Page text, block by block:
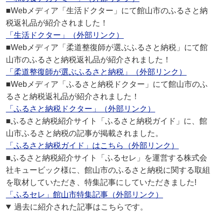
■Webメディア「生活ドクター」にて館山市のふるさと納
税返礼品が紹介されました！
「生活ドクター」（外部リンク）
■Webメディア「柔道整復師が選ぶふるさと納税」にて館
山市のふるさと納税返礼品が紹介されました！
「柔道整復師が選ぶふるさと納税」（外部リンク）
■Webメディア「ふるさと納税ドクター」にて館山市のふ
るさと納税返礼品が紹介されました！
「ふるさと納税ドクター」（外部リンク）
■ふるさと納税紹介サイト「ふるさと納税ガイド」に、館
山市ふるさと納税の記事が掲載されました。
「ふるさと納税ガイド」はこちら（外部リンク）
■ふるさと納税紹介サイト「ふるセレ」を運営する株式会
社キュービック様に、館山市のふるさと納税に関する取組
を取材していただき、特集記事にしていただきました!
「ふるセレ」館山市特集記事（外部リンク）
過去に紹介された記事はこちらです。